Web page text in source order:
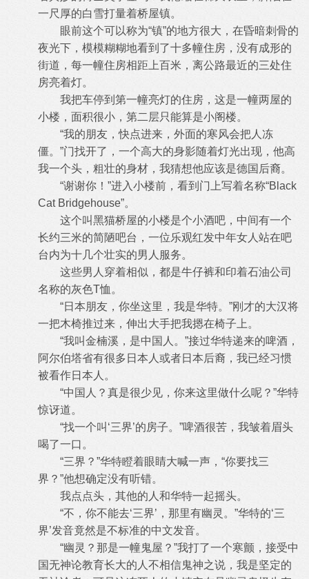
一尺厚的白雪打量着桥屋镇。
眼前这个可以称为“镇”的地方很大，在昏暗刺骨的
夜光下，模模糊糊地看到了十多幢住房，没有成形的
街道，每一幢住房相距上百米，离公路最近的三处住
房亮着灯。
我把车停到第一幢亮灯的住房，这是一幢两屋的
小楼，面积很小，第二层只能算是小阁楼。
“我的朋友，快点进来，外面的寒风会把人冻
僵。”门找开了，一个高大的身影随着灯光出现，他高
我一个头，粗壮的身材，我猜想他应该是德国后裔。
“谢谢你！”进入小楼前，看到门上写着名称“Black
Cat Bridgehouse”。
这个叫黑猫桥屋的小楼是个小酒吧，中间有一个
长约三米的简陋吧台，一位乐观红发中年女人站在吧
台内为十几个壮实的男人服务。
这些男人穿着相似，都是牛仔裤和印着石油公司
名称的灰色T恤。
“日本朋友，你坐这里，我是华特。”刚才的大汉将
一把木椅推过来，伸出大手把我摁在椅子上。
“我叫金楠溪，是中国人。”接过华特递来的啤酒，
阿尔伯塔省有很多日本人或者日本后裔，我已经习惯
被看作日本人。
“中国人？真是很少见，你来这里做什么呢？”华特
惊讶道。
“找一个叫‘三界’的房子。”啤酒很苦，我皱着眉头
喝了一口。
“三界？”华特瞪着眼睛大喊一声，“你要找三
界？”他想确定没有听错。
我点点头，其他的人和华特一起摇头。
“不，你不能去‘三界’，那里有幽灵。”华特的‘三
界’发音竟然是不标准的中文发音。
“幽灵？那是一幢鬼屋？”我打了一个寒颤，接受中
国无神论教育长大的人不相信鬼神之说，我是坚定的